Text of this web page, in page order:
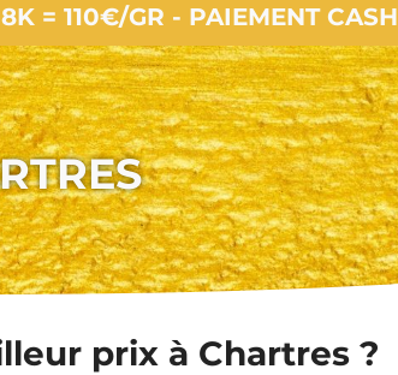
= 110€/GR - PAIEMENT CASH
prix à Chartres ?